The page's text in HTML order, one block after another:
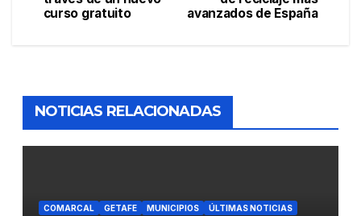
entradas
avanzados de España
curso gratuito
NOTICIAS RELACIONADAS
COMARCAL GETAFE MUNICIPIOS ÚLTIMAS NOTICIAS